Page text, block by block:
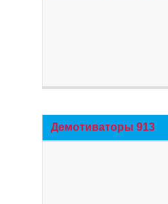
Демотиваторы 913